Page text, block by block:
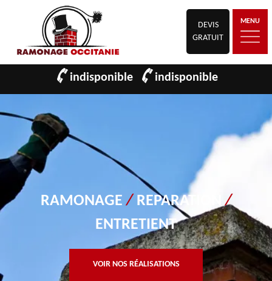
DEVIS
GRATUIT
MENU
indisponible indisponible
RAMONAGE/ REPARATION/
ENTRETIENT
VOIR NOS RÉALISATIONS